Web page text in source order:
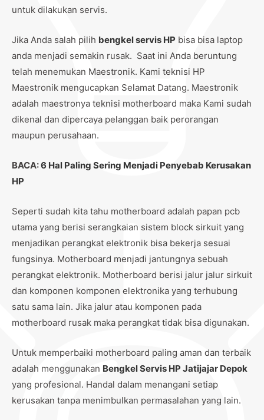
untuk dilakukan servis.
Jika Anda salah pilih bengkel servis HP bisa bisa laptop
anda menjadi semakin rusak. Saat ini Anda beruntung
telah menemukan Maestronik. Kami teknisi HP
Maestronik mengucapkan Selamat Datang. Maestronik
adalah maestronya teknisi motherboard maka Kami sudah
dikenal dan dipercaya pelanggan baik perorangan
maupun perusahaan.
BACA:6 Hal Paling Sering Menjadi Penyebab Kerusakan
HP
Seperti sudah kita tahu motherboard adalah papan pcb
utama yang berisi serangkaian sistem block sirkuit yang
menjadikan perangkat elektronik bisa bekerja sesuai
fungsinya. Motherboard menjadi jantungnya sebuah
perangkat elektronik. Motherboard berisi jalur jalur sirkuit
dan komponen komponen elektronika yang terhubung
satu sama lain. Jika jalur atau komponen pada
motherboard rusak maka perangkat tidak bisa digunakan.
Untuk memperbaiki motherboard paling aman dan terbaik
adalah menggunakan Bengkel Servis HP Jatijajar Depok
yang profesional. Handal dalam menangani setiap
kerusakan tanpa menimbulkan permasalahan yang lain.